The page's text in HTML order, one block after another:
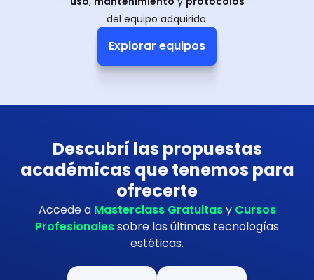
del equipo adquirido.
Explorar equipos
Descubrí las propuestas
académicas que tenemos para
ofrecerte
Accede a Masterclass Gratuitasy Cursos
Profesionalessobre las últimas tecnologías
estéticas.